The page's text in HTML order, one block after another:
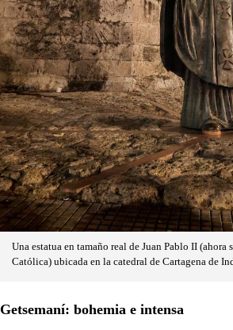
Una estatua en tamaño real de Juan Pablo II (ahora
Católica) ubicada en la catedral de Cartagena de
Getsemaní: bohemia e intensa